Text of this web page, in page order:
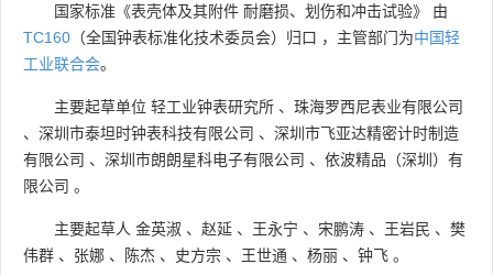
国家标准《表壳体及其附件 耐磨损、划伤和冲击试验》 由
TC160 （全国钟表标准化技术委员会）归口 ，主管部门为中国轻
工业联合会。
主要起草单位 轻工业钟表研究所 、 珠海罗西尼表业有限公司
、 深圳市泰坦时钟表科技有限公司 、 深圳市飞亚达精密计时制造
有限公司 、 深圳市朗朗星科电子有限公司 、 依波精品（深圳）有
限公司 。
主要起草人 金英淑 、 赵延 、 王永宁 、 宋鹏涛 、 王岩民 、 樊
伟群 、 张娜 、 陈杰 、 史方宗 、 王世通 、 杨丽 、 钟飞 。